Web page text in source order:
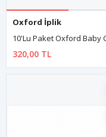
Oxford İplik
320,00 TL